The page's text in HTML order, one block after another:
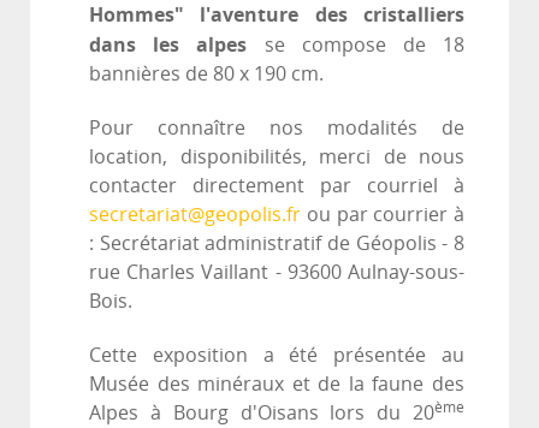
Hommes" l'aventure des cristalliers
dans les alpes se compose de 18
bannières de 80 x 190 cm.
Pour connaître nos modalités de
location, disponibilités, merci de nous
contacter directement par courriel à
secretariat@geopolis.fr ou par courrier à
: Secrétariat administratif de Géopolis - 8
rue Charles Vaillant - 93600 Aulnay-sous-
Bois.
Cette exposition a été présentée au
Musée des minéraux et de la faune des
Alpes à Bourg d'Oisans lors du 20ème